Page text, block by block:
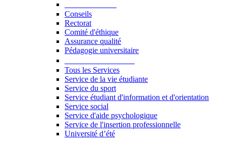
Conseils
Rectorat
Comité d'éthique
Assurance qualité
Pédagogie universitaire
Tous les Services
Service de la vie étudiante
Service du sport
Service étudiant d'information et d'orientation
Service social
Service d'aide psychologique
Service de l'insertion professionnelle
Université d’été